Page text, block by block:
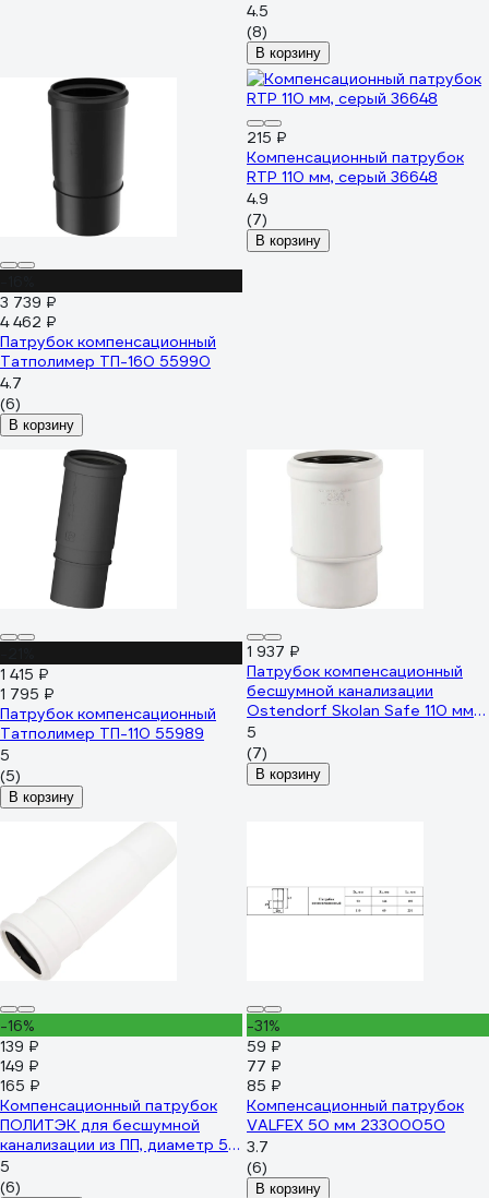
4.5
(8)
В корзину
3 739 ₽
4 462 ₽
Патрубок компенсационный
Татполимер ТП-160 55990
4.7
(6)
В корзину
215 ₽
Компенсационный патрубок
RTP 110 мм, серый 36648
4.9
(7)
В корзину
1 415 ₽
1 795 ₽
Патрубок компенсационный
Татполимер ТП-110 55989
5
(5)
В корзину
1 937 ₽
Патрубок компенсационный
бесшумной канализации
Ostendorf Skolan Safe 110 мм
SKL 335930
5
(7)
В корзину
-16%
139 ₽
149 ₽
165 ₽
Компенсационный патрубок
ПОЛИТЭК для бесшумной
канализации из ПП, диаметр 50
900100110
5
(6)
-31%
59 ₽
77 ₽
85 ₽
Компенсационный патрубок
VALFEX 50 мм 23300050
3.7
(6)
В корзину